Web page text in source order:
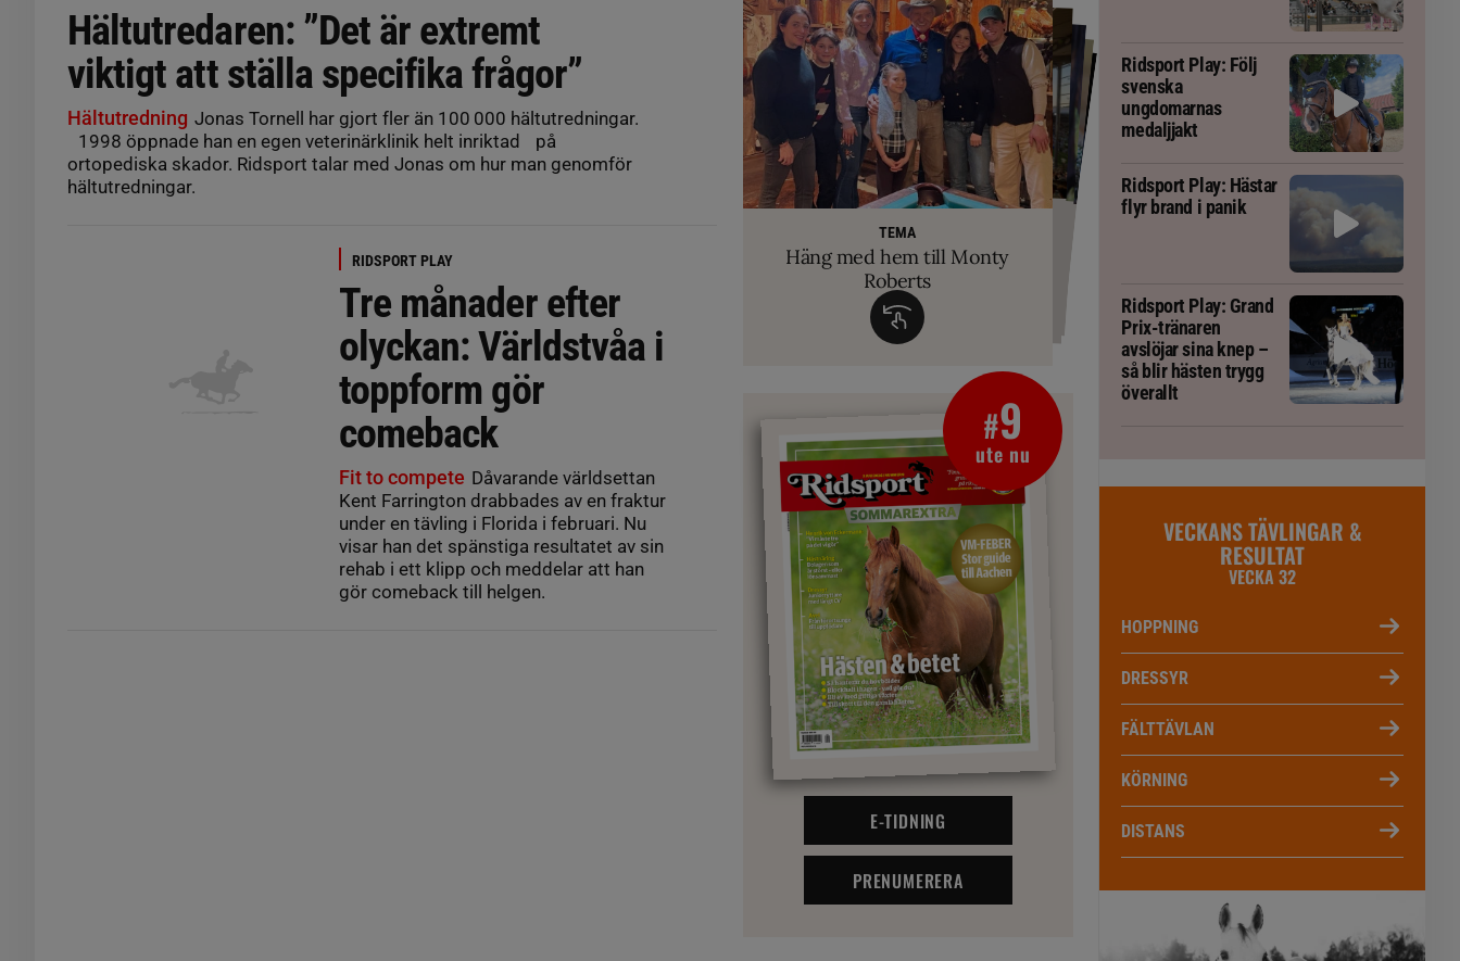
Hältutredaren: ”Det är extremt
viktigt att ställa specifika frågor”
Hältutredning Jonas Tornell har gjort fler än 100 000 hältutredningar.
1998 öppnade han en egen veterinärklinik helt inriktad på
ortopediska skador. Ridsport talar med Jonas om hur man genomför
hältutredningar.
RIDSPORT PLAY
Tre månader efter
olyckan: Världstvåa i
toppform gör
comeback
Fit to compete Dåvarande världsettan
Kent Farrington drabbades av en fraktur
under en tävling i Florida i februari. Nu
visar han det spänstiga resultatet av sin
rehab i ett klipp och meddelar att han
gör comeback till helgen.
TEMA
Häng med hem till Monty
Roberts
VM-febern stiger – här är allt
inför Aachen
TEMA
Allt du behöver veta om fång
VETERINÄRT
Så märker du om din häst blivit
biten av huggorm
RIDSPORT PLAY
Ridsport Play: Grand Prix-tränaren
avslöjar sina knep – så blir hästen trygg överallt
#9
ute nu
E-TIDNING
PRENUMERERA
Ridsport Play: Följ
svenska
ungdomarnas
medaljjakt
Ridsport Play: Hästar
flyr brand i panik
Ridsport Play: Grand
Prix-tränaren
avslöjar sina knep –
så blir hästen trygg
överallt
VECKANS TÄVLINGAR &
RESULTAT
VECKA 32
HOPPNING
DRESSYR
FÄLTTÄVLAN
KÖRNING
DISTANS